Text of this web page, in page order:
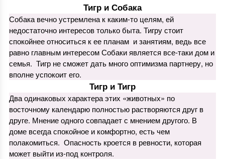
Тигр и Собака
Собака вечно устремлена к каким-то целям, ей
недостаточно интересов только быта. Тигру стоит
спокойнее относиться к ее планам и занятиям, ведь все
равно главным интересом Собаки является все-таки дом и
семья. Тигр не сможет дать много оптимизма партнеру, но
вполне успокоит его.
Тигр и Тигр
Два одинаковых характера этих «животных» по
восточному календарю полностью растворяются друг в
друге. Мнение одного совпадает с мнением другого. В
доме всегда спокойное и комфортно, есть чем
полакомиться. Опасность кроется в ревности, которая
может выйти из-под контроля.